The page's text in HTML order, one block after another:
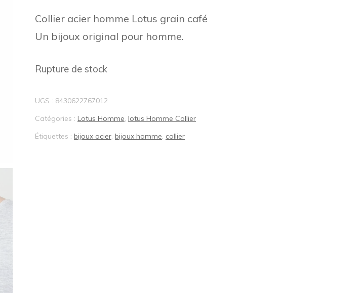
Collier acier homme Lotus grain café
Un bijoux original pour homme.
Rupture de stock
UGS : 8430622767012
Catégories : Lotus Homme, lotus Homme Collier
Étiquettes : bijoux acier, bijoux homme, collier